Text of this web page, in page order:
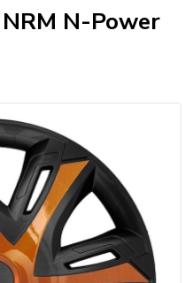
N-Power